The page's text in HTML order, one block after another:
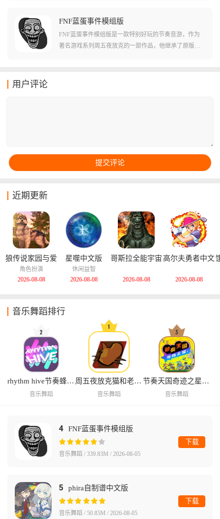
的节奏玩法，而且每关都有独立世界观和动画，非常的
轻松有趣！而且游戏中玩家们跟着节拍随便按也能过，
十分的休闲。游戏还支持四人本地联机的玩法，包括合
FNF蓝蛋事件模组版
FNF蓝蛋事件模组版是一款特别好玩的节奏音游，作为
著名游戏系列周五夜放克的一部作品，他继承了原版的
用户评论
近期更新
狼传说家园与爱
心中文版
角色扮演
2026-08-08
星噬中文版
休闲益智
2026-08-08
哥斯拉全能宇宙
2026-08-08
高尔夫勇者中文
2026-08-08
音乐舞蹈排行
rhythm hive节奏蜂巢安卓版
音乐舞蹈
周五夜放克猫和老鼠地窖秀汉化版
音乐舞蹈
节奏天国奇迹之星汉化版
音乐舞蹈
4 FNF蓝蛋事件模组版
音乐舞蹈 / 339.83M / 2026-08-05
下载
5 phira自制谱中文版
音乐舞蹈 / 50.85M / 2026-08-05
下载